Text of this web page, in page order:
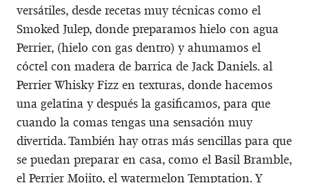
versátiles, desde recetas muy técnicas como el
Smoked Julep, donde preparamos hielo con agua
Perrier, (hielo con gas dentro) y ahumamos el
cóctel con madera de barrica de Jack Daniels. al
Perrier Whisky Fizz en texturas, donde hacemos
una gelatina y después la gasificamos, para que
cuando la comas tengas una sensación muy
divertida. También hay otras más sencillas para que
se puedan preparar en casa, como el Basil Bramble,
el Perrier Mojito, el watermelon Temptation. Y